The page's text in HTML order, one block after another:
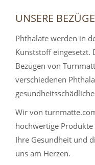
UNSERE
Phthalate werden in
Kunststoff eingesetzt.
Bezügen von
verschiedenen
Wir von
hochwertige Produkte
Ihre Gesundheit und
uns am Herzen.